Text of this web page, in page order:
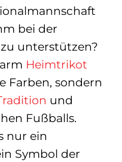
bei der
unterstützen?
Heimtrikot
Farben, sondern
und
Fußballs.
nur ein
Symbol der